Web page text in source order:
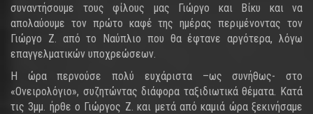
συναντήσουμε τους φίλους μας Γιώργο και Βίκυ και να
απολαύουμε τον πρώτο καφέ της ημέρας περιμένοντας τον
Γιώργο Ζ. από το Ναύπλιο που θα έφτανε αργότερα, λόγω
επαγγελματικών υποχρεώσεων.
Η ώρα περνούσε πολύ ευχάριστα –ως συνήθως- στο
«Ονειρολόγιο», συζητώντας διάφορα ταξιδιωτικά θέματα. Κατά
τις 3μμ. ήρθε ο Γιώργος Ζ. και μετά από καμιά ώρα ξεκινήσαμε